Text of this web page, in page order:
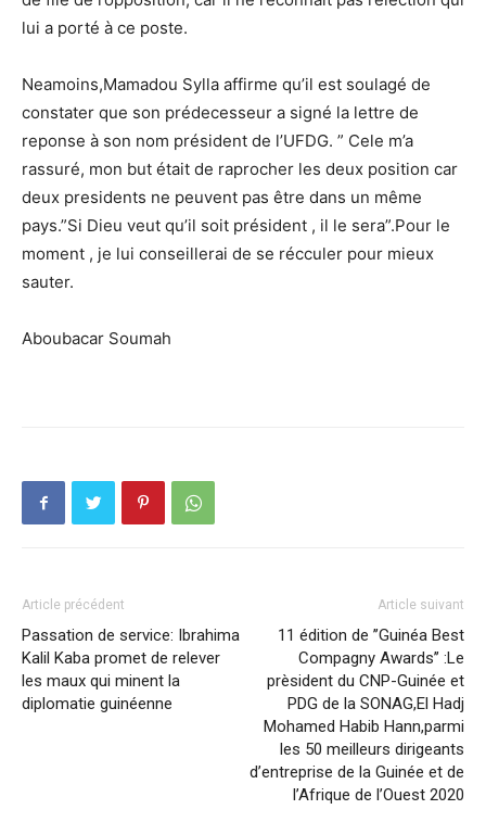
lui a porté à ce poste.
Neamoins,Mamadou Sylla affirme qu’il est soulagé de
constater que son prédecesseur a signé la lettre de
reponse à son nom président de l’UFDG. ” Cele m’a
rassuré, mon but était de raprocher les deux position car
deux presidents ne peuvent pas être dans un même
pays.”Si Dieu veut qu’il soit président , il le sera”.Pour le
moment , je lui conseillerai de se récculer pour mieux
sauter.
Aboubacar Soumah
Article précédent
Passation de service: Ibrahima
Kalil Kaba promet de relever
les maux qui minent la
diplomatie guinéenne
Article suivant
11 édition de ’’Guinéa Best
Compagny Awards’’ :Le
prèsident du CNP-Guinée et
PDG de la SONAG,El Hadj
Mohamed Habib Hann,parmi
les 50 meilleurs dirigeants
d’entreprise de la Guinée et de
l’Afrique de l’Ouest 2020